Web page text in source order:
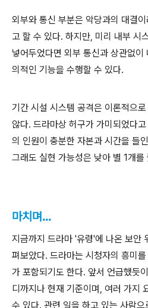
외부와 통신 부분은 악당과의 대결
고 할 수 있다. 하지만, 미리 내부 시
넣어두었다면 외부 통신과 상관없
의적인 기능을 수행할 수 있다.
기간 시설 시스템 공격은 이론적으
않다. 드라마상 허구가 가미되었다
의 인원이 충분한 자본과 시간을 들
그래도 실현 가능성은 낮아 별 1개를
마치며...
지금까지 드라마 '유령'에 나온 보안
펴보았다. 드라마는 시청자의 흥미
가 포함되기도 한다. 앞서 언급했듯
디까지나 현재 기준이며, 여러 가지
수 있다. 관련 일을 하고 있는 사람